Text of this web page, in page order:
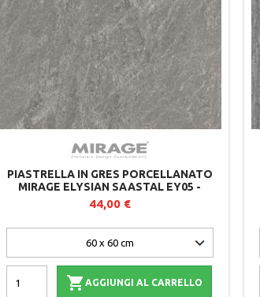
PIASTRELLA IN GRES PORCELLANATO
MIRAGE ELYSIAN SAASTAL EY05 -
60X60X2 CM - LOTTO DA 2 PEZZI
44,00 €
 AGGIUNGI AL CARRELLO